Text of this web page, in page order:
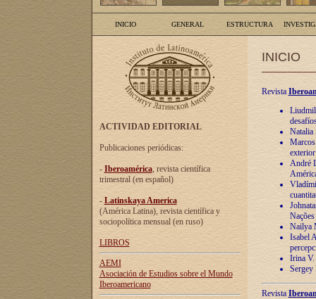
INICIO GENERAL ESTRUCTURA
ACTIVIDAD EDITORIAL
Publicaciones periódicas:
- Iberoamérica, revista científica
trimestral (en español)
- Latinskaya America
(América Latina), revista científica y
sociopolítica mensual (en ruso)
LIBROS
AEMI
Asociación de Estudios sobre el Mundo
Iberoamericano
INICIO
Revista
Natalia
André
Nailya
Isabel
Irina V.
Sergey
Revista